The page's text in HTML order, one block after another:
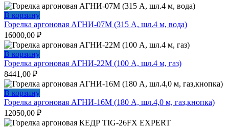
В корзину
Горелка аргоновая АГНИ-07М (315 А, шл.4 м, вода)
16000,00 ₽
В корзину
Горелка аргоновая АГНИ-22М (100 А, шл.4 м, газ)
8441,00 ₽
В корзину
Горелка аргоновая АГНИ-16М (180 А, шл.4,0 м, газ,кнопка)
12050,00 ₽